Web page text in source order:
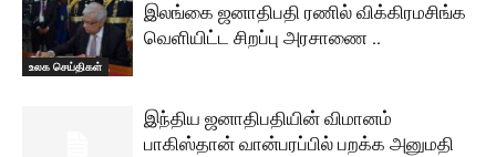
உலக செய்திகள்
இலங்கை ஜனாதிபதி ரணில் விக்கிரமசிங்க
வெளியிட்ட சிறப்பு அரசாணை ..
இந்திய ஜனாதிபதியின் விமானம்
பாகிஸ்தான் வான்பரப்பில் பறக்க அனுமதி